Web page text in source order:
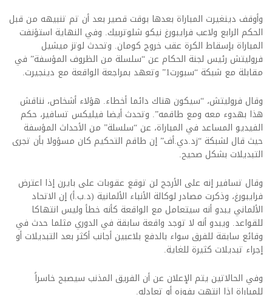
وأوقف دينغيرت المباراة بعدها بوقت قصير بعد أن تم تنبيهه من قبل
الحكم الرابع ولاعب فرايبورغ نيكو شلوتربيك. وفي النهاية استؤنفت
المباراة بإسقاط الكرة عقب خروج كومان. وتحدث لوتز ميشيل
فروليتش رئيس لجنة الحكام عن “سلسلة من الظروف المؤسفة” في
مقابلة مع شبكة “سبورت1” وتعهد بمراجعة الواقعة مع دينجيرت.
وقال فروليتش، “سيكون هناك دائما أخطاء. هؤلاء أشخاص، نناقش
هذا بهدوء معه ومع طاقمه”. وتحدث أيضا فيليكس تسافير، حكم
الفيديو المساعد في المباراة، عن “سلسلة” من الأحداث المؤسفة
حيث قال لشبكة “زد.دي.أف” إن طاقم التحكيم كان مسؤولا بأن تجرى
التبديلات بشكل صحيح.
وقال تسافير إنه على الأرجح لن توقع عقوبات على بايرن إذا اعترض
فرايبورغ، وذكرت مصادر لوكالة الأنباء الألمانية (د.ب.أ) إن الاتحاد
الألماني يبدو أنه سيتعامل مع الواقعة كأنه خطأ وليس انتهاكا
للقواعد. ويبدو أنه لا توجد واقعة سابقة في الدوري مثلما حدث في
وقائع سابقة للفرق سواء بالدفع بلاعبين أجانب أكثر بعد التبديلات أو
إجراء تبديلات كثيرة للغاية.
وفي الحالاتين يتم الإعلان عن أن الفريق المذنب سيصبح خاسراً